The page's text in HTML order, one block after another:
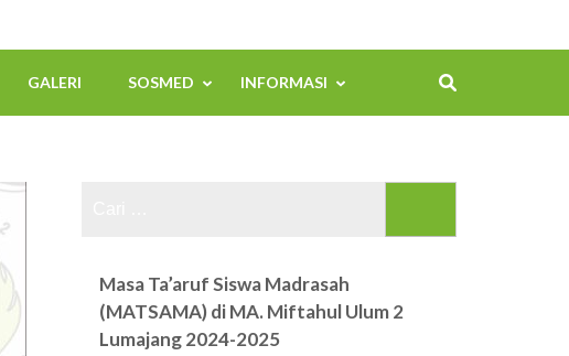
GALERI SOSMED INFORMASI
Masa Ta’aruf Siswa Madrasah
(MATSAMA) di MA. Miftahul Ulum 2
Lumajang 2024-2025